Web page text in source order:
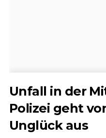
Unfall in der
Polizei geht
Unglück aus